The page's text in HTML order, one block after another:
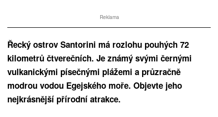
Reklama
Řecký ostrov Santorini má rozlohu pouhých 72
kilometrů čtverečních. Je známý svými černými
vulkanickými písečnými plážemi a průzračně
modrou vodou Egejského moře. Objevte jeho
nejkrásnější přírodní atrakce.